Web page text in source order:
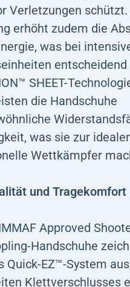
Verletzungen schützt.
erhöht zudem die
was bei
entscheidend
SHEET-
die Handschuhe
was sie zur
Wettkämpfer
und Tragekomfort
Approved
Handschuhe
Quick-EZ™-System
Klettverschlusses